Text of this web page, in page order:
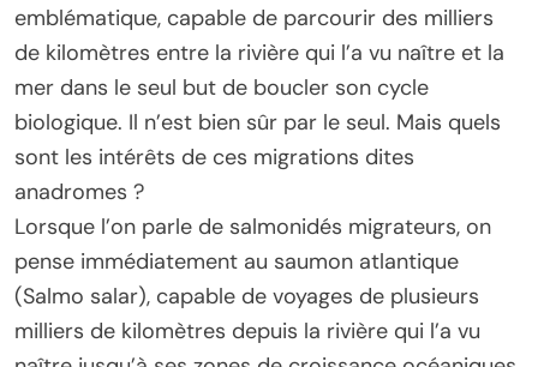
emblématique, capable de parcourir des milliers
de kilomètres entre la rivière qui l’a vu naître et la
mer dans le seul but de boucler son cycle
biologique. Il n’est bien sûr par le seul. Mais quels
sont les intérêts de ces migrations dites
anadromes ?
Lorsque l’on parle de salmonidés migrateurs, on
pense immédiatement au saumon atlantique
(Salmo salar), capable de voyages de plusieurs
milliers de kilomètres depuis la rivière qui l’a vu